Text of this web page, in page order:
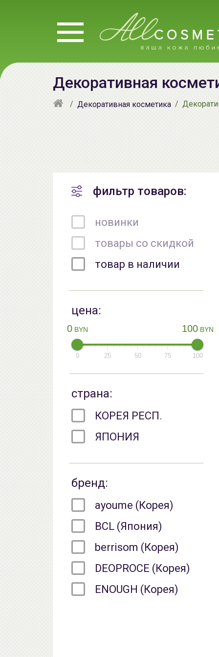
Декоративная
Декоративная косметика
фильтр товаров:
новинки
товары со скидкой
товар в наличии
цена:
0 BYN 100 BYN
0 25 50 75 100
страна:
КОРЕЯ РЕСП.
ЯПОНИЯ
бренд:
ayoume (Корея)
BCL (Япония)
berrisom (Корея)
DEOPROCE (Корея)
ENOUGH (Корея)